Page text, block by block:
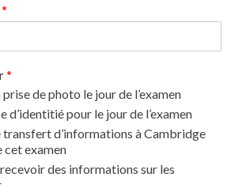
*
*
prise de photo le jour de l’examen
d’identitié pour le jour de l’examen
transfert d’informations à Cambridge
cet examen
des informations sur les